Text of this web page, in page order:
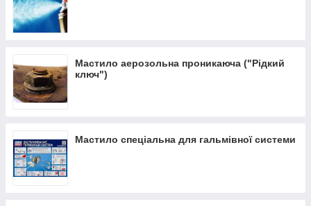
Мастило аерозольна проникаюча ("Рідкий
ключ")
Мастило спеціальна для гальмівної системи